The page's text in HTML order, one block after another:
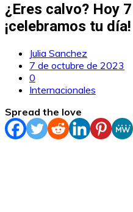
¿Eres calvo? Hoy
¡celebramos tu día!
Julia Sanchez
7 de octubre de 2023
0
Internacionales
Spread the love